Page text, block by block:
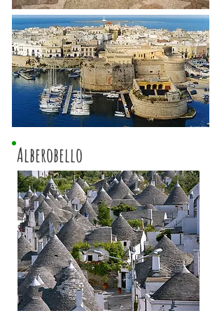
Alberobello